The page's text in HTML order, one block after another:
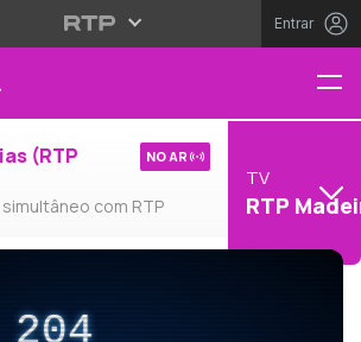
Entrar
(RTP
com RTP
NO AR
TV
RTP
204